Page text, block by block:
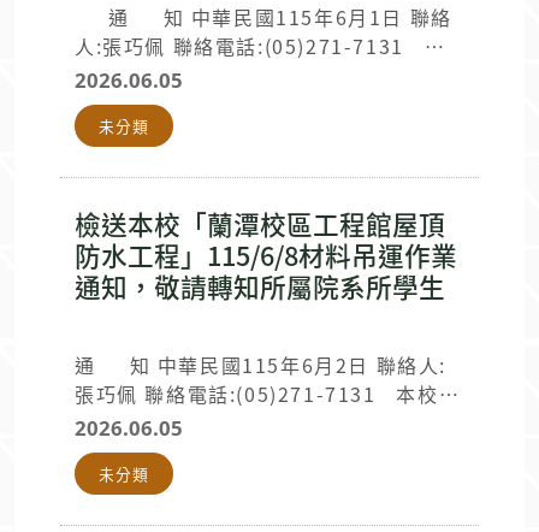
通 知 中華民國115年6月1日 聯絡
人:張巧佩 聯絡電話:(05)271-7131 本
校「蘭潭校區工程館屋頂防水工程」之施
工廠商，預計於115年6月6日上午8點至
12點，於工程館進行材料進場及吊運作
車輛(堆高機 KLB-6060、吊車 ML-25)，
請勿進入交通錐放置及施工區域並協助配
合人員指揮，以維安全。如提前完成作
業，則開放通行，不便之處，尚請見諒。
廠商類別 名稱 聯絡人 聯絡電話 備註 監
造單位 楊忠仁建築師事務所 林先生
0963-201-565 施工廠商 隆盈營造股份
有限公司 許小姐 0939-817-077 此致 本
校各單位 總
2026.06.05
未分類
檢送本校「蘭潭校區工程館屋頂
防水工程」115/6/8材料吊運作業
通知，敬請轉知所屬院系所學生
通 知 中華民國115年6月2日 聯絡人:
張巧佩 聯絡電話:(05)271-7131 本校
「蘭潭校區工程館屋頂防水工程」之施工
廠商，預計於115年6月8日上午8點至12
點，於工程館進行材料進場及吊運作業。
2026.06.05
未分類